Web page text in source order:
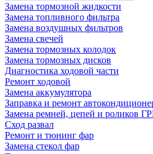
Замена тормозной жидкости
Замена топливного фильтра
Замена воздушных фильтров
Замена свечей
Замена тормозных колодок
Замена тормозных дисков
Диагностика ходовой части
Ремонт ходовой
Замена аккумулятора
Заправка и ремонт
Замена ремней, цепей и роликов
Сход развал
Ремонт и тюнинг фар
Замена стекол фар